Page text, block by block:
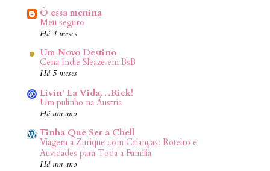
Ô essa menina
Meu seguro
Há 4 meses
Um Novo Destino
Cena Indie Sleaze em BsB
Há 5 meses
Livin' La Vida…Rick!
Um pulinho na Áustria
Há um ano
Tinha Que Ser a Chell
Viagem a Zurique com Crianças: Roteiro e
Atividades para Toda a Família
Há um ano